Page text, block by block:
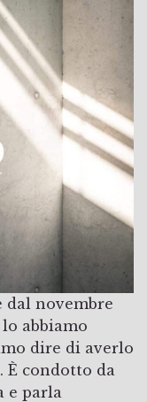
dal novembre
abbiamo
dire di averlo
È condotto da
e parla